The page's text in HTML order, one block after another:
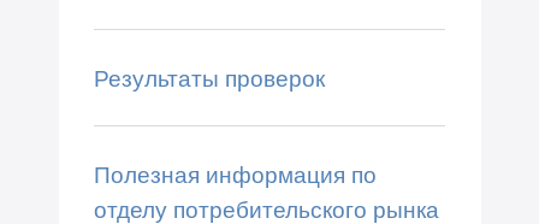
Результаты проверок
Полезная информация по
отделу потребительского рынка